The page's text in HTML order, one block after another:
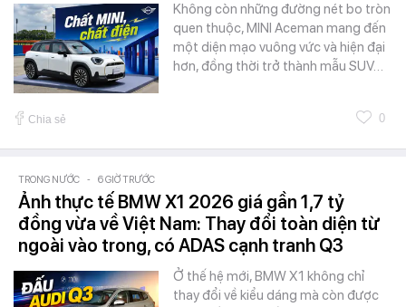
Không còn những đường nét bo tròn
quen thuộc, MINI Aceman mang đến
một diện mạo vuông vức và hiện đại
hơn, đồng thời trở thành mẫu SUV…
Chia sẻ 0
TRONG NƯỚC - 6 GIỜ TRƯỚC
Ảnh thực tế BMW X1 2026 giá gần 1,7 tỷ
đồng vừa về Việt Nam: Thay đổi toàn diện từ
ngoài vào trong, có ADAS cạnh tranh Q3
Ở thế hệ mới, BMW X1 không chỉ
thay đổi về kiểu dáng mà còn được